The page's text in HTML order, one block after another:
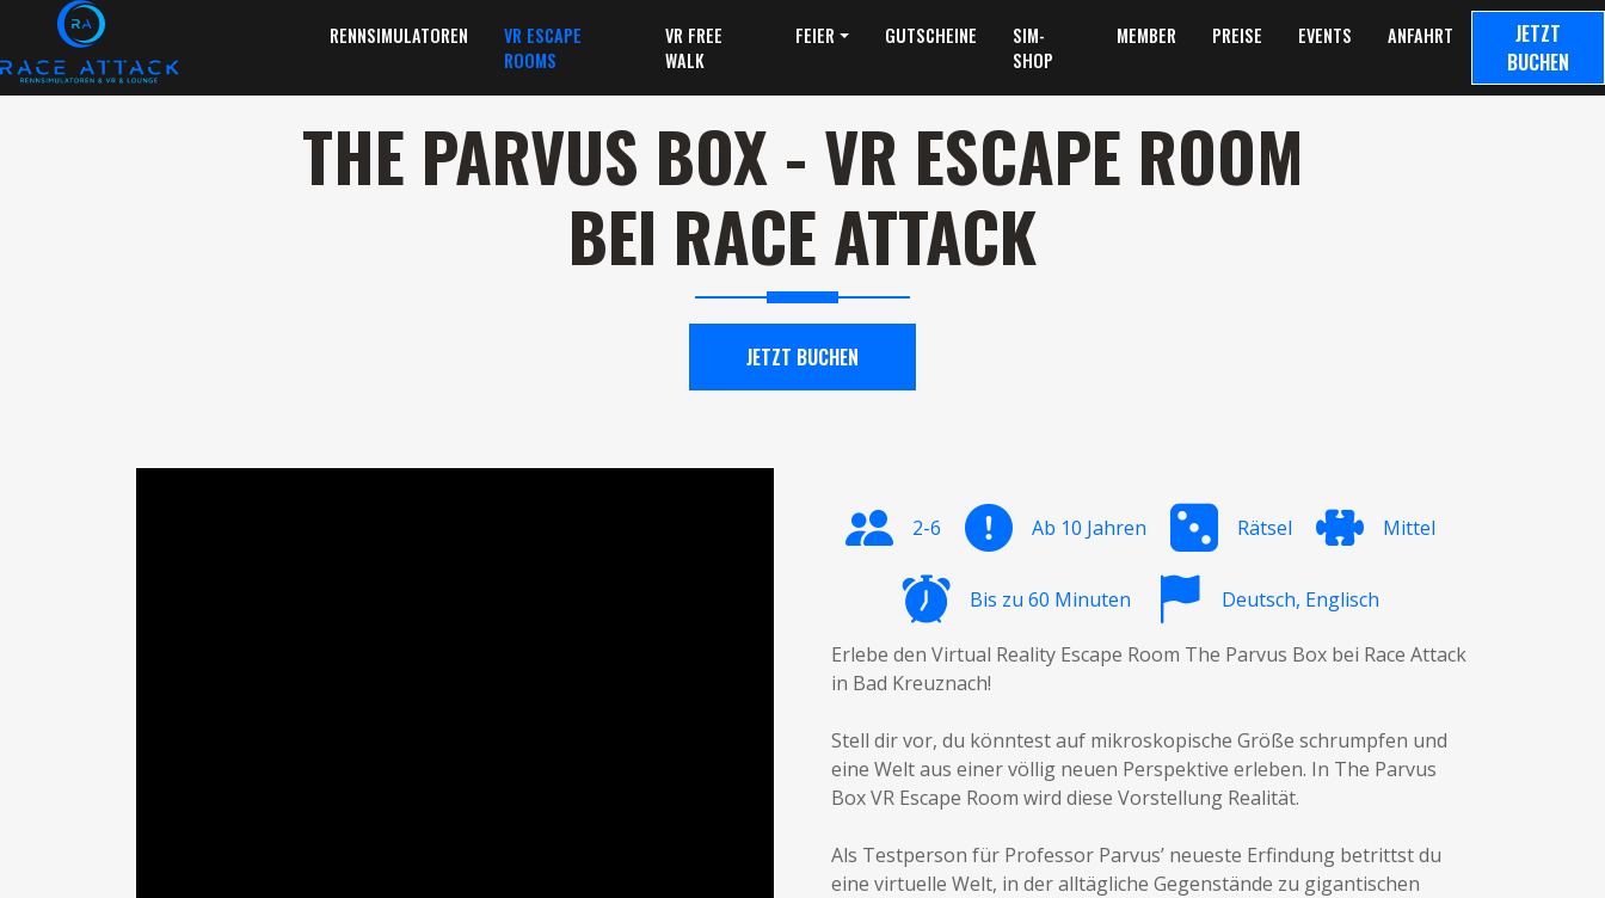
RENNSIMULATOREN
VR ESCAPE
ROOMS
VR FREE
WALK
FEIER GUTSCHEINE
SIM-
SHOP
MEMBER PREISE EVENTS ANFAHRT
JETZT
BUCHEN
THE PARVUS BOX - VR ESCAPE ROOM
BEI RACE ATTACK
JETZT BUCHEN
2-6 Ab 10 Jahren Rätsel Mittel
Bis zu 60 Minuten Deutsch, Englisch
Erlebe den Virtual Reality Escape Room The Parvus Box bei Race Attack
in Bad Kreuznach!
Stell dir vor, du könntest auf mikroskopische Größe schrumpfen und
eine Welt aus einer völlig neuen Perspektive erleben. In The Parvus
Box VR Escape Room wird diese Vorstellung Realität.
Als Testperson für Professor Parvus’ neueste Erfindung betrittst du
eine virtuelle Welt, in der alltägliche Gegenstände zu gigantischen